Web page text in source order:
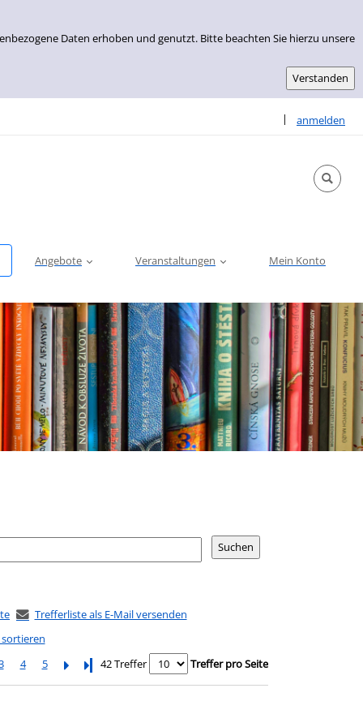
Daten erhoben und genutzt. Bitte beachten Sie hierzu unsere
| anmelden
Sprache
Angebote Veranstaltungen Mein Konto
Trefferliste als E-Mail versenden
4 5 Letzte Seite
42 Treffer Treffer pro Seite